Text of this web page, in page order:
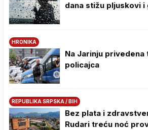
dana stižu pljuskovi i
HRONIKA
Na Јarinju
policajca
REPUBLIKA SRPSKA / BIH
Bez plata i
Rudari treću noć